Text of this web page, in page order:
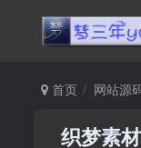
首页 网站源
织梦素